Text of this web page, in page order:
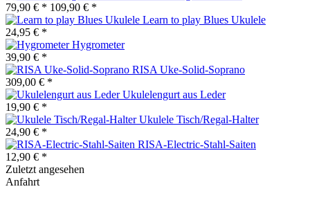
79,90 € * 109,90 € *
Learn to play Blues Ukulele
24,95 € *
Hygrometer
39,90 € *
RISA Uke-Solid-Soprano
309,00 € *
Ukulelengurt aus Leder
19,90 € *
Ukulele Tisch/Regal-Halter
24,90 € *
RISA-Electric-Stahl-Saiten
12,90 € *
Zuletzt angesehen
Anfahrt